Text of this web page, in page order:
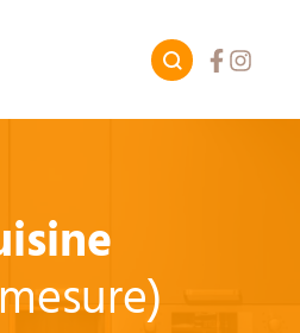
Facebook